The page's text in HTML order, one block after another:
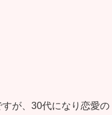
が、30代になり恋愛の